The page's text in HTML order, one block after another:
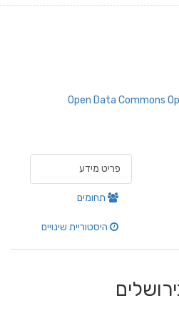
Open Data Commons
פריט מידע
תחומים
היסטוריית שינויים